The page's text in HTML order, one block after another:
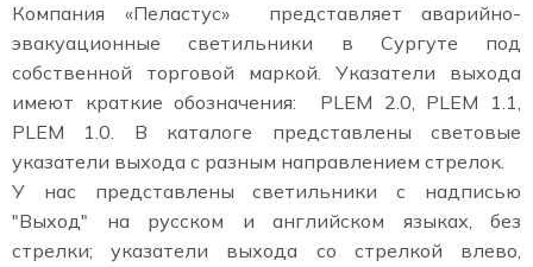
Компания «Пеластус» представляет аварийно-
эвакуационные светильники в Сургуте под
собственной торговой маркой. Указатели выхода
имеют краткие обозначения: PLEM 2.0, PLEM 1.1,
PLEM 1.0. В каталоге представлены световые
указатели выхода с разным направлением стрелок.
У нас представлены светильники с надписью
"Выход" на русском и английском языках, без
стрелки; указатели выхода со стрелкой влево,